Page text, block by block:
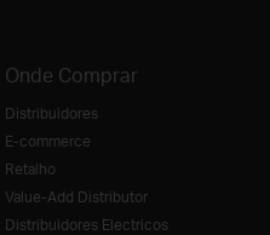
Onde Comprar
Distribuidores
E-commerce
Retalho
Value-Add Distributor
Distribuidores Electricos